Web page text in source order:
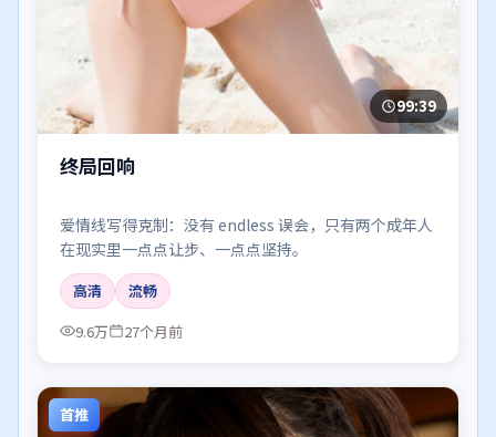
99:39
终局回响
爱情线写得克制：没有 endless 误会，只有两个成年人
在现实里一点点让步、一点点坚持。
高清
流畅
9.6万
27个月前
首推